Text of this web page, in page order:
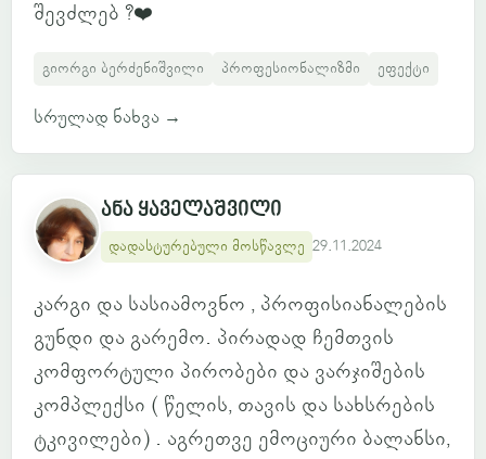
შევძლებ ?❤️
გიორგი ბერძენიშვილი პროფესიონალიზმი ეფექტი
სრულად ნახვა →
ანა ყაველაშვილი
დადასტურებული მოსწავლე 29.11.2024
კარგი და სასიამოვნო , პროფისიანალების
გუნდი და გარემო. პირადად ჩემთვის
კომფორტული პირობები და ვარჯიშების
კომპლექსი ( წელის, თავის და სახსრების
ტკივილები) . აგრეთვე ემოციური ბალანსი,